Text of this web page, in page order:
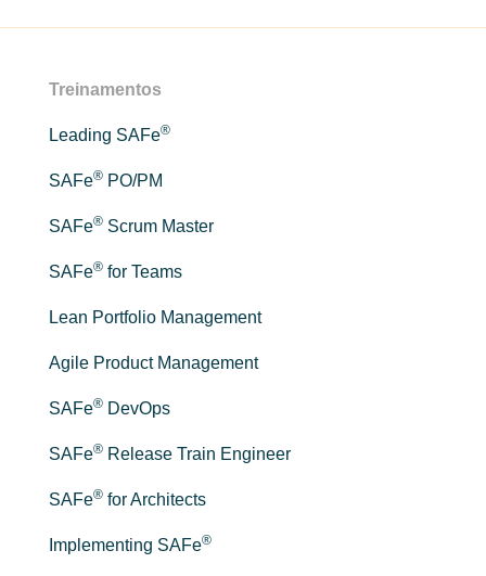
Treinamentos
Leading SAFe®
SAFe® PO/PM
SAFe® Scrum Master
SAFe® for Teams
Lean Portfolio Management
Agile Product Management
SAFe® DevOps
SAFe® Release Train Engineer
SAFe® for Architects
Implementing SAFe®